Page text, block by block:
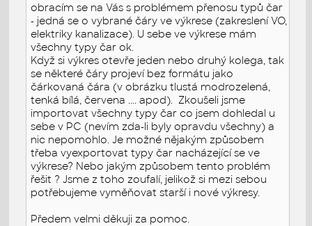
obracím se na Vás s problémem přenosu typů čar
- jedná se o vybrané čáry ve výkrese (zakreslení VO,
elektriky kanalizace). U sebe ve výkrese mám
všechny typy čar ok.
Když si výkres otevře jeden nebo druhý kolega, tak
se některé čáry projeví bez formátu jako
čárkovaná čára (v obrázku tlustá modrozelená,
tenká bílá, červena .... apod). Zkoušeli jsme
importovat všechny typy čar co jsem dohledal u
sebe v PC (nevím zda-li byly opravdu všechny) a
nic nepomohlo. Je možné nějakým způsobem
třeba vyexportovat typy čar nacházející se ve
výkrese? Nebo jakým způsobem tento problém
řešit ? Jsme z toho zoufalí, jelikož si mezi sebou
potřebujeme vyměňovat starší i nové výkresy.
Předem velmi děkuji za pomoc.